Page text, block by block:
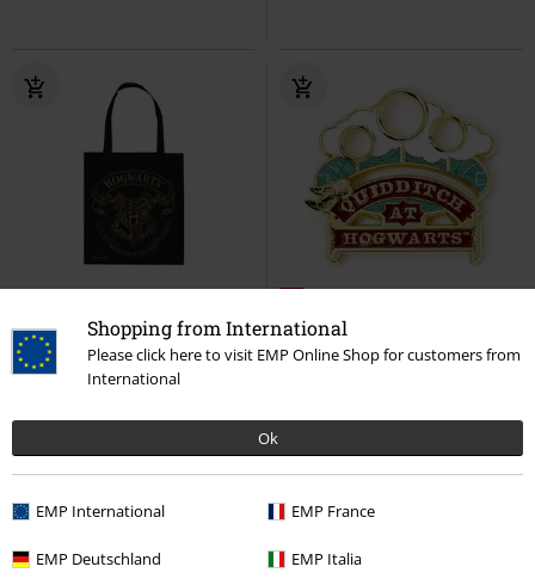
Shopping from International
Please click here to visit EMP Online Shop for customers from
International
Ok
EMP International EMP France
EMP Deutschland EMP Italia
€ 9,99
Hogwarts Crest
Harry Potter
€ 8,99